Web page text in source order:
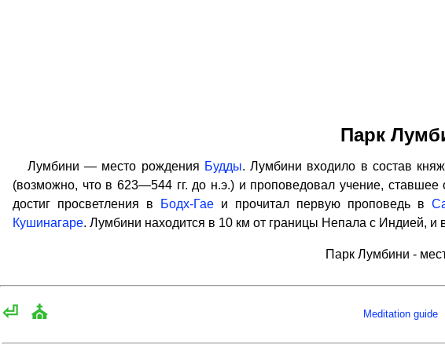
Парк
Лумбини — место рождения Будды. Лумбини входило в состав
(возможно, что в 623—544 гг. до н.э.) и проповедовал учение,
достиг просветления в
Бодх-Гаеи прочитал первую проповедь в
Кушинагаре. Лумбини находится в 10 км от границы Непала с Индией, и
Парк Лумбини -
⏎ ⛪ Meditation guide